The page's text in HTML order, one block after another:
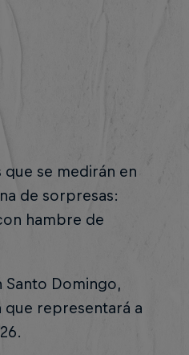
que se medirán en
de sorpresas:
hambre de
Santo Domingo,
representará a